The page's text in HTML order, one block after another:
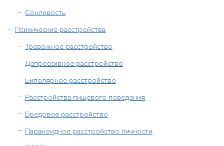
Сонливость
Психические расстройства
Тревожное расстройство
Депрессивное расстройство
Биполярное расстройство
Расстройства пищевого поведения
Бредовое расстройство
Параноидное расстройство личности